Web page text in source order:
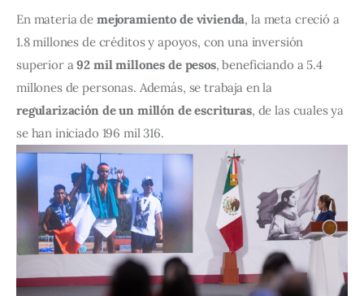
En materia de mejoramiento de vivienda, la meta creció a
1.8 millones de créditos y apoyos, con una inversión
superior a 92 mil millones de pesos, beneficiando a 5.4
millones de personas. Además, se trabaja en la
regularización de un millón de escrituras, de las cuales ya
se han iniciado 196 mil 316.